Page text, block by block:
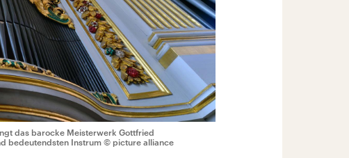
das barocke Meisterwerk Gottfried
bedeutendsten Instrum © picture alliance